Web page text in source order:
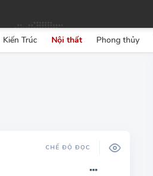
Kiến Trúc Nội thất Phong thủy
CHẾ ĐỘ ĐỌC